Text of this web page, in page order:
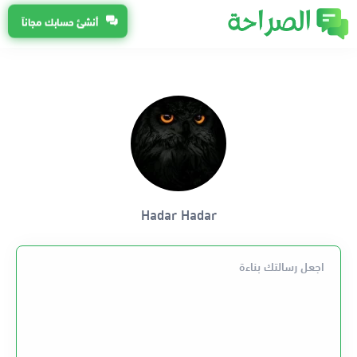
أنشئ حسابك مجاناً
Hadar Hadar